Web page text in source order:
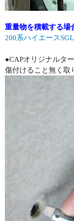
重量物を積載する場
200系ハイエース
●CAPオリジナルタ
傷付けること無く取